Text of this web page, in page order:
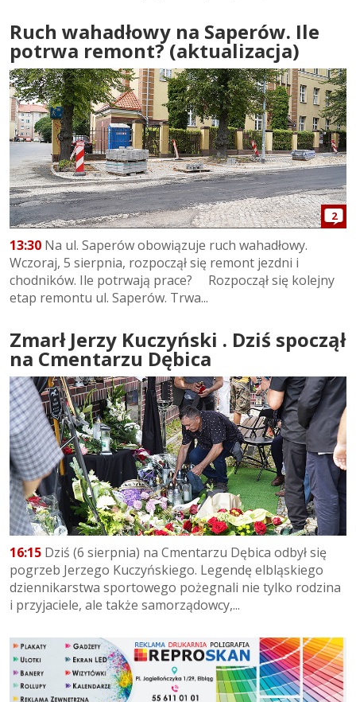
Ruch wahadłowy na Saperów. Ile
potrwa remont? (aktualizacja)
2
13:30 Na ul. Saperów obowiązuje ruch wahadłowy.
Wczoraj, 5 sierpnia, rozpoczął się remont jezdni i
chodników. Ile potrwają prace? Rozpoczął się kolejny
etap remontu ul. Saperów. Trwa...
Zmarł Jerzy Kuczyński . Dziś spoczął
na Cmentarzu Dębica
16:15 Dziś (6 sierpnia) na Cmentarzu Dębica odbył się
pogrzeb Jerzego Kuczyńskiego. Legendę elbląskiego
dziennikarstwa sportowego pożegnali nie tylko rodzina
i przyjaciele, ale także samorządowcy,...